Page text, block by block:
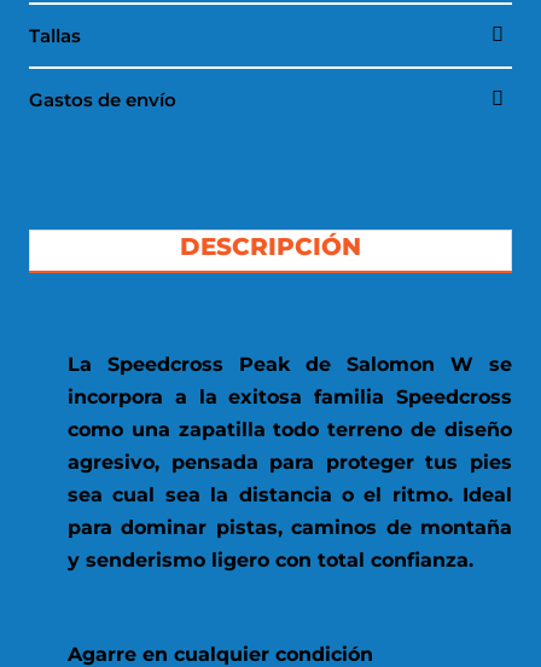
Tallas
Gastos de envío
DESCRIPCIÓN
La Speedcross Peak de Salomon W se
incorpora a la exitosa familia Speedcross
como una zapatilla todo terreno de diseño
agresivo, pensada para proteger tus pies
sea cual sea la distancia o el ritmo. Ideal
para dominar pistas, caminos de montaña
y senderismo ligero con total confianza.
Agarre en cualquier condición